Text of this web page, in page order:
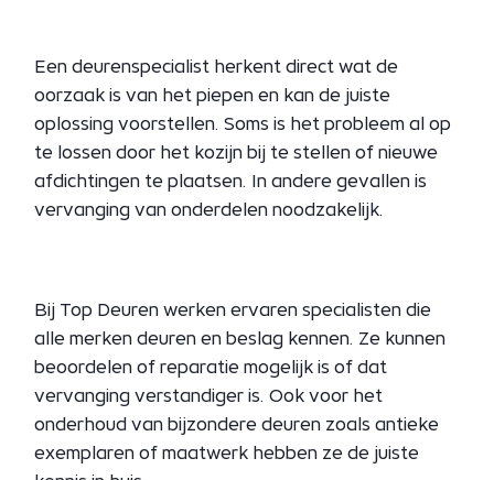
Een deurenspecialist herkent direct wat de
oorzaak is van het piepen en kan de juiste
oplossing voorstellen. Soms is het probleem al op
te lossen door het kozijn bij te stellen of nieuwe
afdichtingen te plaatsen. In andere gevallen is
vervanging van onderdelen noodzakelijk.
Bij Top Deuren werken ervaren specialisten die
alle merken deuren en beslag kennen. Ze kunnen
beoordelen of reparatie mogelijk is of dat
vervanging verstandiger is. Ook voor het
onderhoud van bijzondere deuren zoals antieke
exemplaren of maatwerk hebben ze de juiste